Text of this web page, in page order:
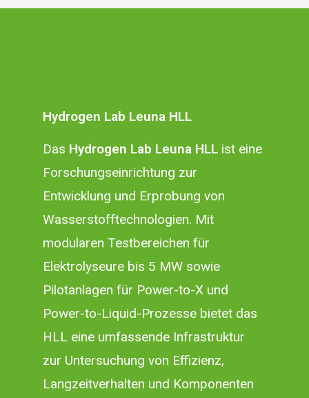
Hydrogen Lab Leuna HLL
Das Hydrogen Lab Leuna HLL ist eine
Forschungseinrichtung zur
Entwicklung und Erprobung von
Wasserstofftechnologien. Mit
modularen Testbereichen für
Elektrolyseure bis 5 MW sowie
Pilotanlagen für Power-to-X und
Power-to-Liquid-Prozesse bietet das
HLL eine umfassende Infrastruktur
zur Untersuchung von Effizienz,
Langzeitverhalten und Komponenten